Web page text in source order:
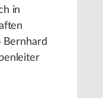
in
Bernhard